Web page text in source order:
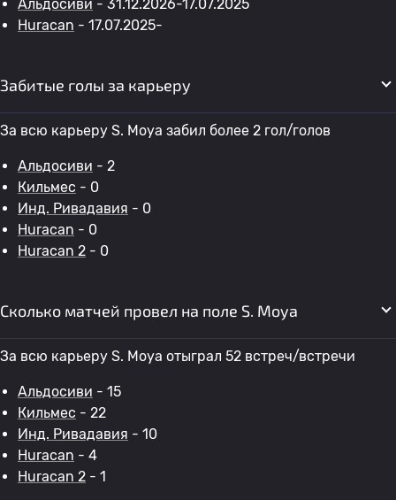
Альдосиви - 31.12.2026-17.07.2025
Huracan - 17.07.2025-
Забитые голы за карьеру
За всю карьеру S. Moya забил более 2 гол/голов
Альдосиви - 2
Кильмес - 0
Инд. Ривадавия - 0
Huracan - 0
Huracan 2 - 0
Сколько матчей провел на поле S. Moya
За всю карьеру S. Moya отыграл 52 встреч/встречи
Альдосиви - 15
Кильмес - 22
Инд. Ривадавия - 10
Huracan - 4
Huracan 2 - 1